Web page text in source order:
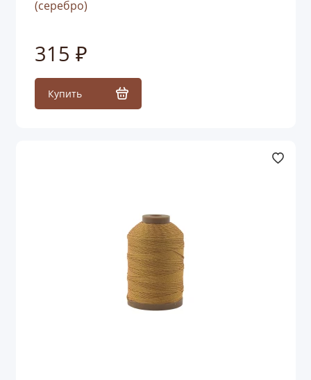
(серебро)
315 ₽
Купить